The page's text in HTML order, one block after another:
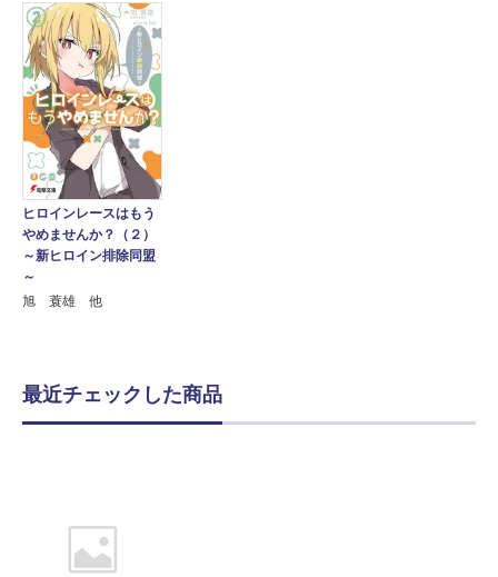
ヒロインレースはもう
やめませんか？（２）
～新ヒロイン排除同盟
～
旭 蓑雄 他
最近チェックした商品